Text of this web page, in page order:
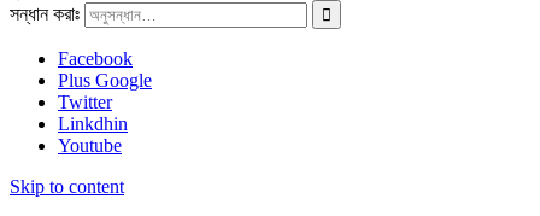
সন্ধান করাঃ
Facebook
Plus Google
Twitter
Linkdhin
Youtube
Skip to content